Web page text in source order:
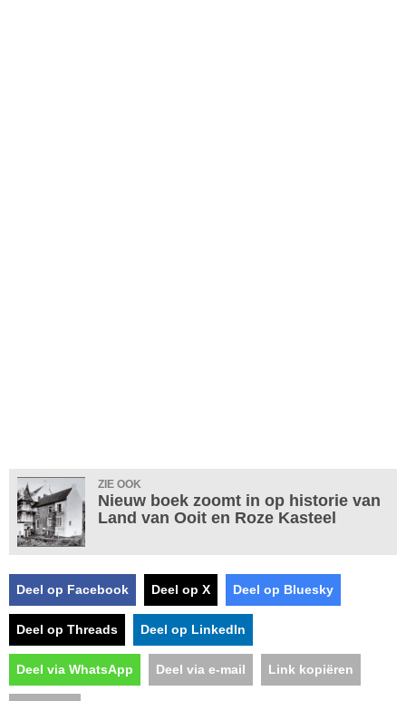
ZIE OOK
Nieuw boek zoomt in op historie van
Land van Ooit en Roze Kasteel
Deel op Facebook Deel op X Deel op Bluesky
Deel op Threads Deel op LinkedIn
Deel via WhatsApp Deel via e-mail Link kopiëren